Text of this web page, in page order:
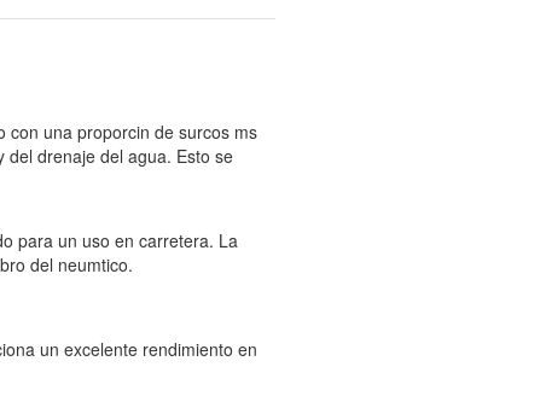
una proporcin de surcos ms
del drenaje del agua. Esto se
para un uso en carretera. La
del neumtico.
un excelente rendimiento en